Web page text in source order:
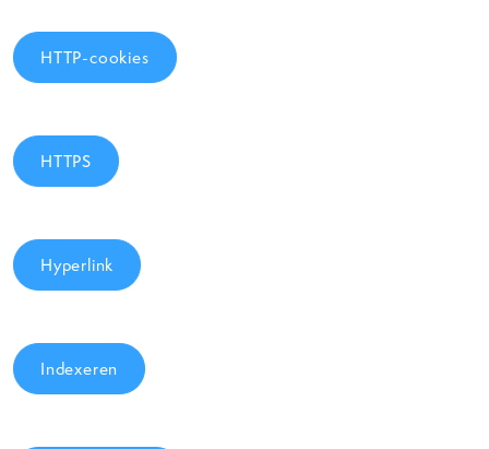
HTTP-cookies
HTTPS
Hyperlink
Indexeren